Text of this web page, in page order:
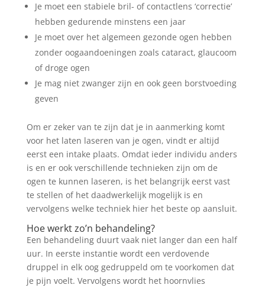
Je moet een stabiele bril- of contactlens ‘correctie’
hebben gedurende minstens een jaar
Je moet over het algemeen gezonde ogen hebben
zonder oogaandoeningen zoals cataract, glaucoom
of droge ogen
Je mag niet zwanger zijn en ook geen borstvoeding
geven
Om er zeker van te zijn dat je in aanmerking komt
voor het laten laseren van je ogen, vindt er altijd
eerst een intake plaats. Omdat ieder individu anders
is en er ook verschillende technieken zijn om de
ogen te kunnen laseren, is het belangrijk eerst vast
te stellen of het daadwerkelijk mogelijk is en
vervolgens welke techniek hier het beste op aansluit.
Hoe werkt zo’n behandeling?
Een behandeling duurt vaak niet langer dan een half
uur. In eerste instantie wordt een verdovende
druppel in elk oog gedruppeld om te voorkomen dat
je pijn voelt. Vervolgens wordt het hoornvlies